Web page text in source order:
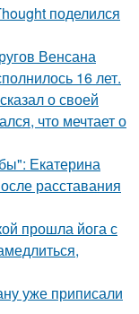
поделился
Венсана
16 лет.
о своей
что мечтает о
Екатерина
расставания
прошла йога с
уже приписали